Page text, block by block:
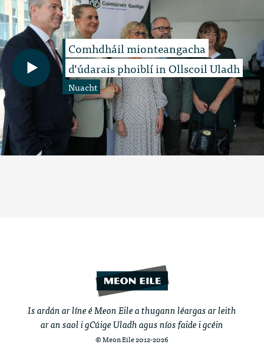
Comhdháil mionteangacha
d’údarais phoiblí in Ollscoil Uladh
Nuacht
Is ardán ar líne é Meon Eile a thugann léargas ar leith
ar an saol i gCúige Uladh agus níos faide i gcéin
© Meon Eile 2012-2026